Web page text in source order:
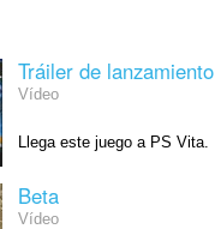
Tráiler de lanzamiento
Vídeo
Llega este juego a PS Vita.
Beta
Vídeo